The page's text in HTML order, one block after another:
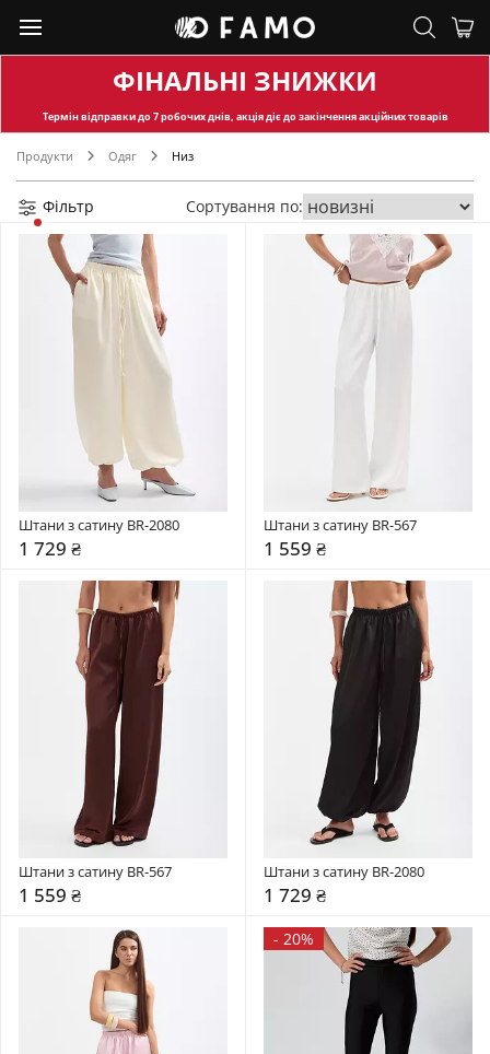
ФІНАЛЬНІ ЗНИЖКИ
Термін відправкидо 7 робочих днів, акція діє до закінчення акційних товарів
Продукти Одяг Низ
Фільтр Сортування по:
Штани з сатину BR-2080
1 729 ₴
Штани з сатину BR-567
1 559 ₴
Штани з сатину BR-567
1 559 ₴
Штани з сатину BR-2080
1 729 ₴
- 20%